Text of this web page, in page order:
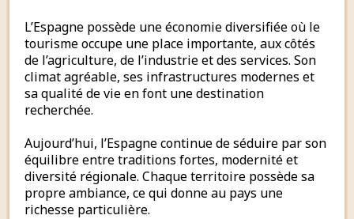
L’Espagne possède une économie diversifiée où le
tourisme occupe une place importante, aux côtés
de l’agriculture, de l’industrie et des services. Son
climat agréable, ses infrastructures modernes et
sa qualité de vie en font une destination
recherchée.
Aujourd’hui, l’Espagne continue de séduire par son
équilibre entre traditions fortes, modernité et
diversité régionale. Chaque territoire possède sa
propre ambiance, ce qui donne au pays une
richesse particulière.